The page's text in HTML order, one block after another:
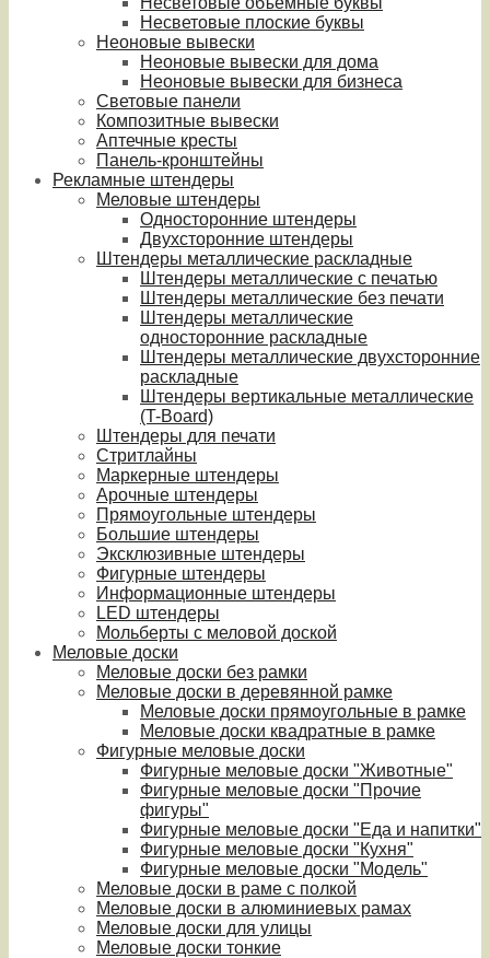
Несветовые плоские буквы
Неоновые вывески
Неоновые вывески для дома
Неоновые вывески для бизнеса
Световые панели
Композитные вывески
Аптечные кресты
Панель-кронштейны
Рекламные штендеры
Меловые штендеры
Односторонние штендеры
Двухсторонние штендеры
Штендеры металлические раскладные
Штендеры металлические с печатью
Штендеры металлические без печати
Штендеры металлические
односторонние раскладные
Штендеры металлические двухсторонние
раскладные
Штендеры вертикальные металлические
(T-Board)
Штендеры для печати
Стритлайны
Маркерные штендеры
Арочные штендеры
Прямоугольные штендеры
Большие штендеры
Эксклюзивные штендеры
Фигурные штендеры
Информационные штендеры
LED штендеры
Мольберты с меловой доской
Меловые доски
Меловые доски без рамки
Меловые доски в деревянной рамке
Меловые доски прямоугольные в рамке
Меловые доски квадратные в рамке
Фигурные меловые доски
Фигурные меловые доски "Животные"
Фигурные меловые доски "Прочие
фигуры"
Фигурные меловые доски "Еда и напитки"
Фигурные меловые доски "Кухня"
Фигурные меловые доски "Модель"
Меловые доски в раме с полкой
Меловые доски в алюминиевых рамах
Меловые доски для улицы
Меловые доски тонкие